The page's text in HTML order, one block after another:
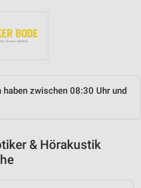
zwischen 08:30 Uhr und
& Hörakustik